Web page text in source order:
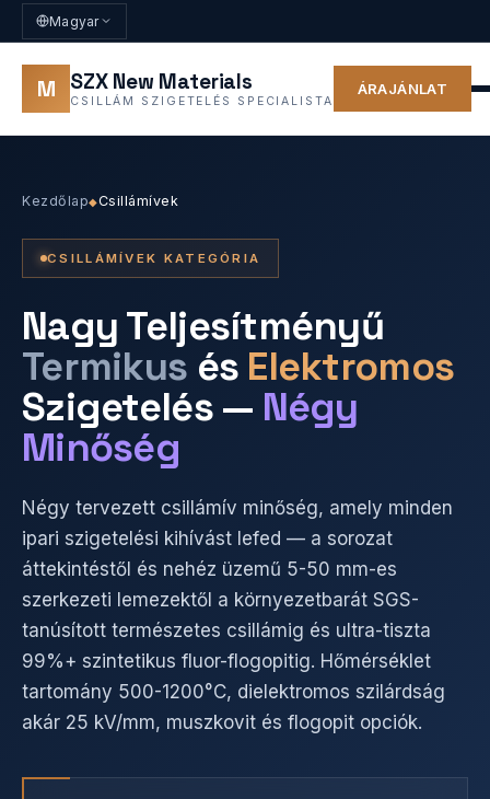
Magyar
M SZX New Materials
CSILLÁM SZIGETELÉS SPECIALISTA
ÁRAJÁNLAT
Kezdőlap◆Csillámívek
CSILLÁMÍVEK KATEGÓRIA
Nagy Teljesítményű
Termikus és Elektromos
Szigetelés — Négy
Minőség
Négy tervezett csillámív minőség, amely minden
ipari szigetelési kihívást lefed — a sorozat
áttekintéstől és nehéz üzemű 5-50 mm-es
szerkezeti lemezektől a környezetbarát SGS-
tanúsított természetes csillámig és ultra-tiszta
99%+ szintetikus fluor-flogopitig. Hőmérséklet
tartomány 500-1200°C, dielektromos szilárdság
akár 25 kV/mm, muszkovit és flogopit opciók.